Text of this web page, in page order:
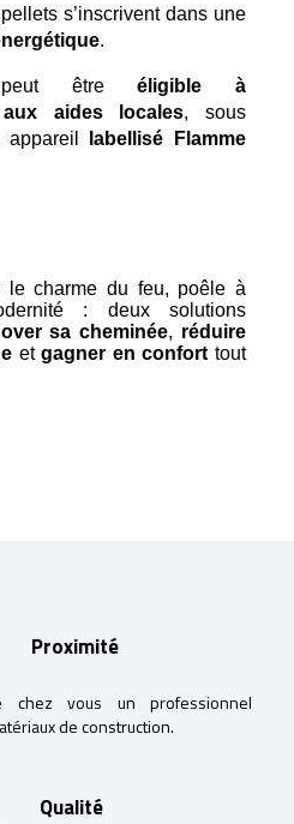
s’inscrivent dans une
.
peut êtreéligible à
aux aides locales, sous
appareil
labellisé Flamme
le charme du feu, poêle à
: deux solutions
sa cheminée, réduire
etgagner en confort tout
Proximité
chez vous un professionnel
de construction.
Qualité